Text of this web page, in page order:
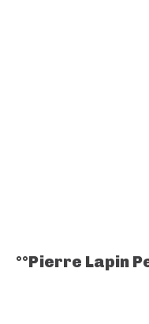
°°Pierre Lapin